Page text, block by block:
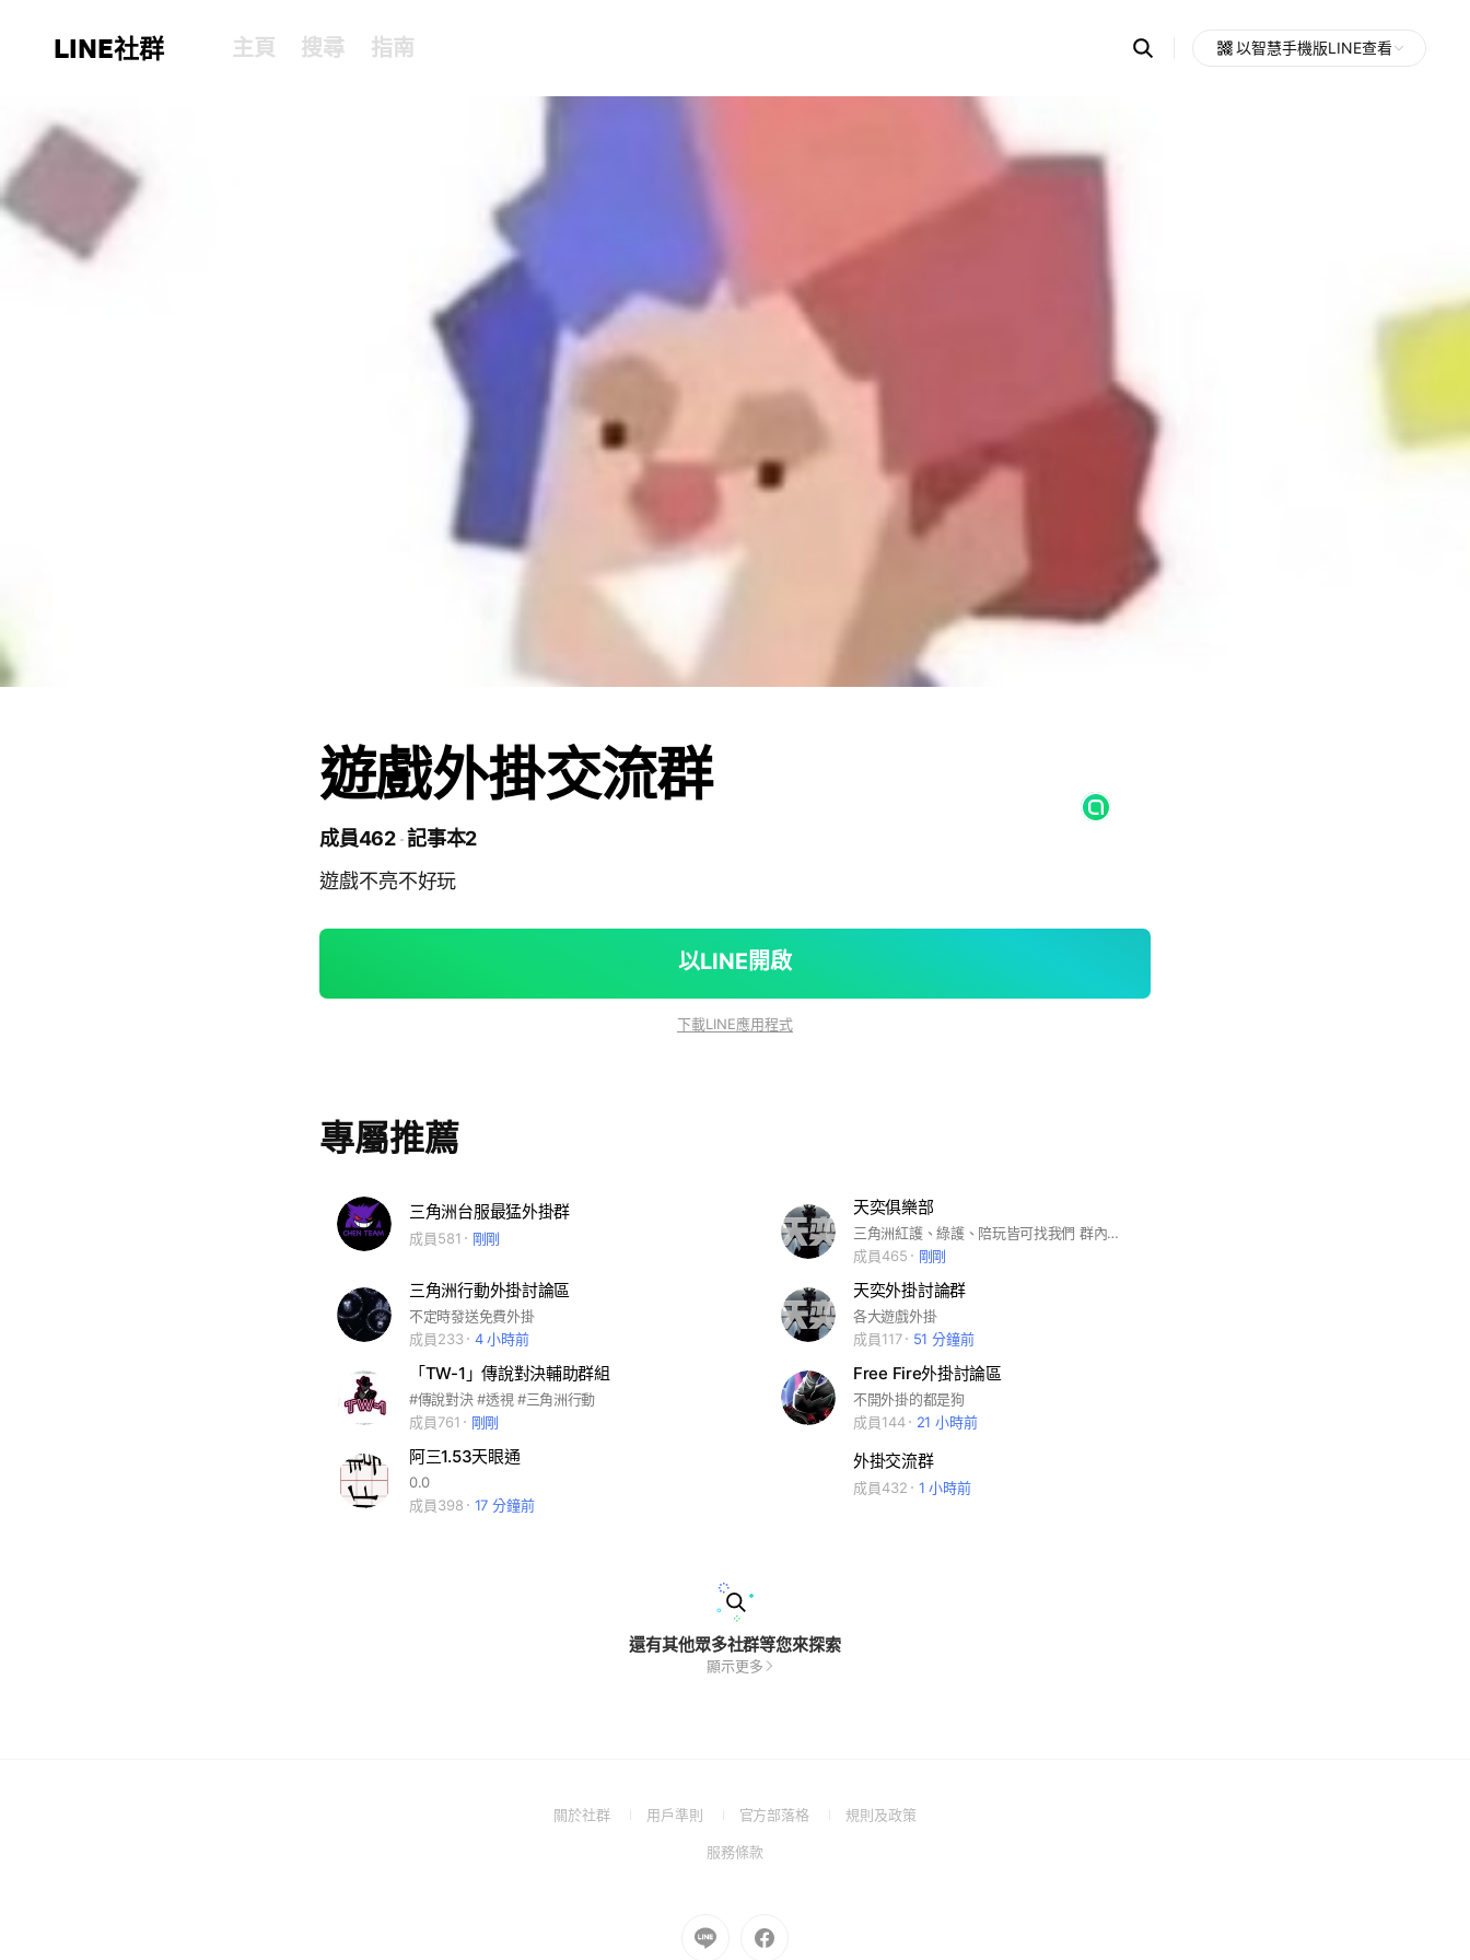
LINE社群 主頁 搜尋 指南 Search
OpenChats以智慧手機版LINE查看
遊戲外掛交流群
成員462 記事本2
遊戲不亮不好玩
以LINE開啟
下載LINE應用程式
專屬推薦
三角洲台服最猛外掛群
成員581 剛剛
天奕俱樂部
三角洲紅護、綠護、陪玩皆可找我們 群內禁止發廣告、違規者直接踢群
成員465
剛剛
三角洲行動外掛討論區
不定時發送免費外掛
成員233
4 小時前
天奕外掛討論群
各大遊戲外掛
成員117
51 分鐘前
「TW-1」傳說對決輔助群組
#傳說對決 #透視 #三角洲行動
成員761
剛剛
Free Fire外掛討論區
不開外掛的都是狗
成員144
21 小時前
阿三1.53天眼通
0.0
成員398
17 分鐘前
外掛交流群
成員432 1 小時前
還有其他眾多社群等您來探索
顯示更多
關於社群
(Open用戶準則
(Open
a
官方部落格
(Open規則及政策(Open
服務條款(Open
window)
Go
to
Go
to